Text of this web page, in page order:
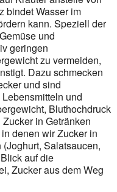
bindet Wasser im
kann. Speziell der
und
geringen
zu vermeiden,
Dazu schmecken
und sind
und
Bluthochdruck
in Getränken
denen wir Zucker in
Salatsaucen,
auf die
Zucker aus dem Weg